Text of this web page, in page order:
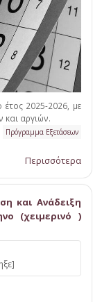
έτος 2025-2026, με
και αργιών.
Πρόγραμμα Εξετάσεων
Περισσότερα
και Ανάδειξη
(χειμερινό )